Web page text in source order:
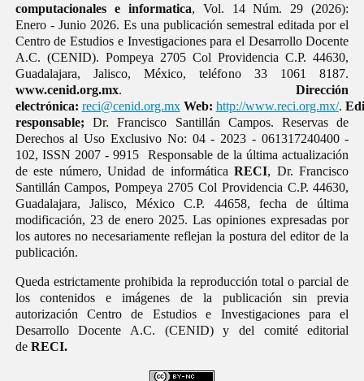
computacionales e informatica, Vol. 14 Núm. 29 (2026):
Enero - Junio 2026. Es una publicación semestral editada por el
Centro de Estudios e Investigaciones para el Desarrollo Docente
A.C. (CENID). Pompeya 2705 Col Providencia C.P. 44630,
Guadalajara, Jalisco, México, teléfono 33 1061 8187.
www.cenid.org.mx.Dirección
electrónica: reci@cenid.org.mx Web: http://www.reci.org.mx/.
responsable; Dr. Francisco Santillán Campos. Reservas de
Derechos al Uso Exclusivo No: 04 - 2023 - 061317240400 -
102, ISSN 2007 - 9915 Responsable de la última actualización
de este número, Unidad de informáticaRECI, Dr. Francisco
Santillán Campos, Pompeya 2705 Col Providencia C.P. 44630,
Guadalajara, Jalisco, México C.P. 44658, fecha de última
modificación, 23 de enero 2025. Las opiniones expresadas por
los autores no necesariamente reflejan la postura del editor de la
publicación.
Queda estrictamente prohibida la reproducción total o parcial de
los contenidos e imágenes de la publicación sin previa
autorización Centro de Estudios e Investigaciones para el
Desarrollo Docente A.C. (CENID) y del comité editorial
de RECI.